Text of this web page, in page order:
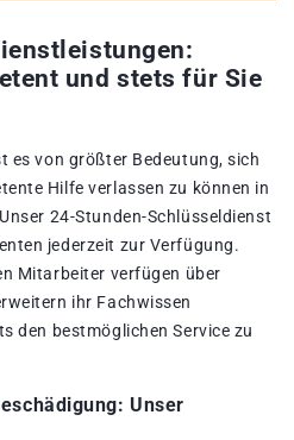
und stets für Sie
es von größter Bedeutung, sich
Hilfe verlassen zu können in
24-Stunden-Schlüsseldienst
jederzeit zur Verfügung.
Mitarbeiter verfügen über
ihr Fachwissen
den bestmöglichen Service zu
Unser